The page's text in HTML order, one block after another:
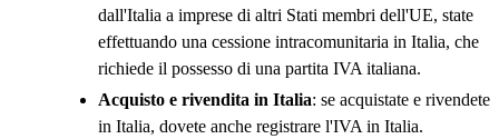
dall'Italia a imprese di altri Stati membri dell'UE, state
effettuando una cessione intracomunitaria in Italia, che
richiede il possesso di una partita IVA italiana.
Acquisto e rivendita in Italia: se acquistate e rivendete
in Italia, dovete anche registrare l'IVA in Italia.